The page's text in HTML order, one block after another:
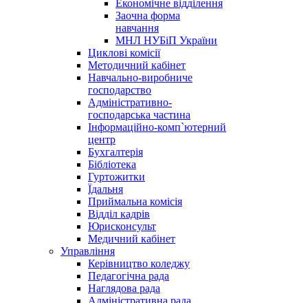
Економічне відділення
Заочна форма
навчання
МНЛ НУБіП України
Циклові комісії
Методичний кабінет
Навчально-виробниче
господарство
Адміністративно-
господарська частина
Інформаційно-комп`ютерний
центр
Бухгалтерія
Бібліотека
Гуртожитки
Їдальня
Приймальна комісія
Відділ кадрів
Юрисконсульт
Медичний кабінет
Управління
Керівництво коледжу
Педагогічна рада
Наглядова рада
Адміністративна рада